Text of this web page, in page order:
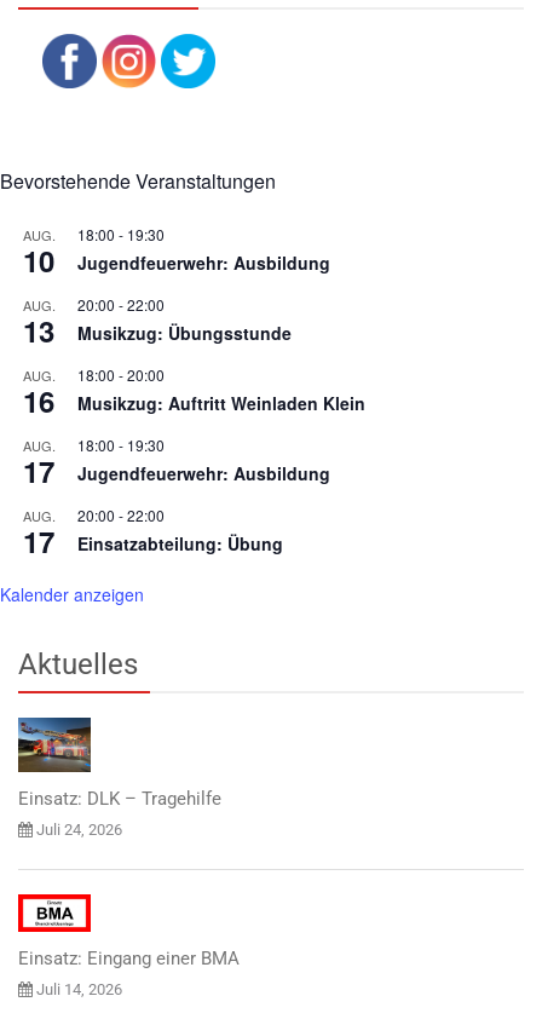
Bevorstehende Veranstaltungen
AUG.
10
18:00 - 19:30
Jugendfeuerwehr: Ausbildung
AUG.
13
20:00 -22:00
Musikzug: Übungsstunde
AUG.
16
18:00 -20:00
Musikzug: Auftritt Weinladen Klein
AUG.
17
18:00 - 19:30
Jugendfeuerwehr: Ausbildung
AUG.
17
20:00 -22:00
Einsatzabteilung: Übung
Kalender anzeigen
Aktuelles
Einsatz: DLK – Tragehilfe
Juli 24, 2026
Einsatz: Eingang einer BMA
Juli 14, 2026